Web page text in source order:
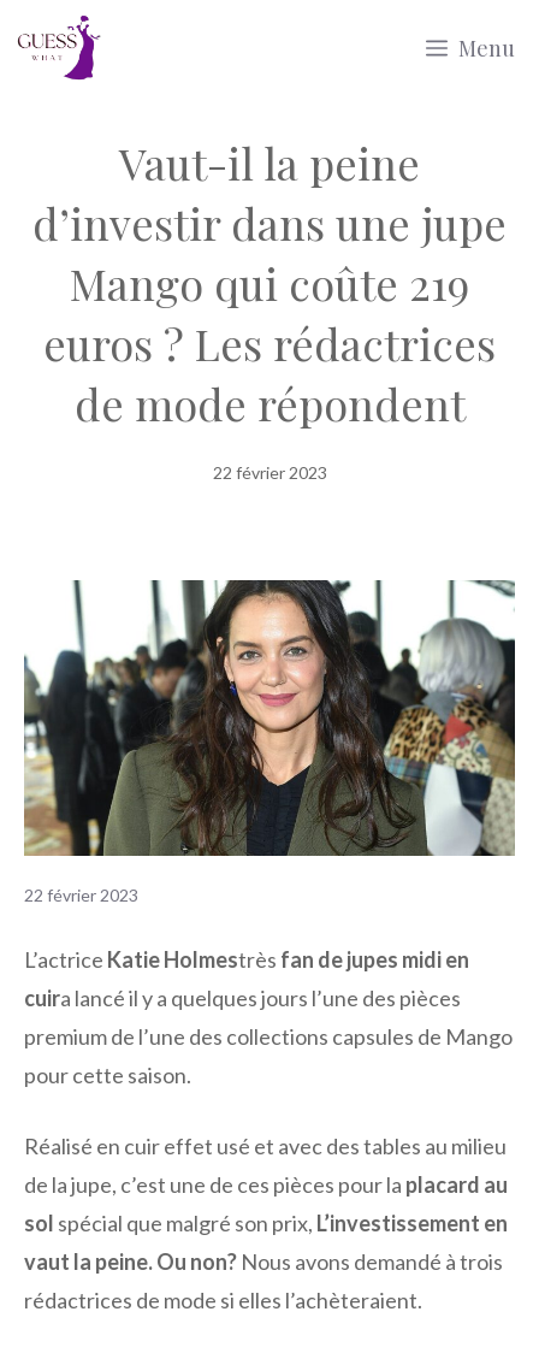
Menu
Vaut-il la peine
d’investir dans une jupe
Mango qui coûte 219
euros ? Les rédactrices
de mode répondent
22 février 2023
22 février 2023
L’actrice Katie Holmestrès fan de jupes midi en
cuira lancé il y a quelques jours l’une des pièces
premium de l’une des collections capsules de Mango
pour cette saison.
Réalisé en cuir effet usé et avec des tables au milieu
de la jupe, c’est une de ces pièces pour la placard au
sol spécial que malgré son prix, L’investissement en
vaut la peine. Ou non? Nous avons demandé à trois
rédactrices de mode si elles l’achèteraient.